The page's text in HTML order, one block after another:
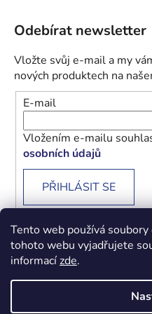
Tento web používá
tohoto webu vyjadřujete
informacízde.
Odebírat newsletter
Vložte svůj e-mail a my
nových produktech na
E-mail
Vložením e-mailu
osobních údajů
PŘIHLÁSIT SE
Obchodní podmínky